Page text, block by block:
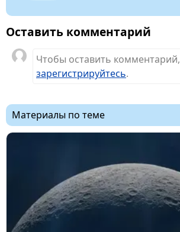
Оставить комментарий
Чтобы оставить комментарий,
зарегистрируйтесь.
Материалы по теме